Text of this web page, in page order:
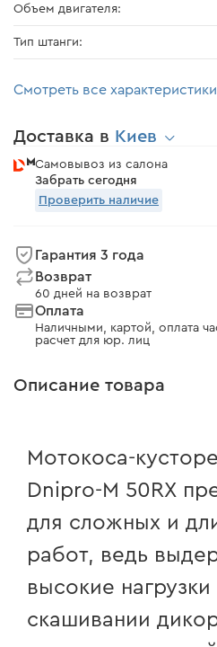
Объем двигателя:
Тип штанги:
Смотреть все характеристики
Доставка в Киев
Самовывоз из салона
Забрать сегодня
Проверить наличие
Гарантия 3 года
Возврат
60 дней на возврат
Оплата
Наличными, картой, оплата
расчет для юр. лиц
Описание товара
Мотокоса-
Dnipro-M 50RX
для сложных и
работ, ведь
высокие нагрузки
скашивании